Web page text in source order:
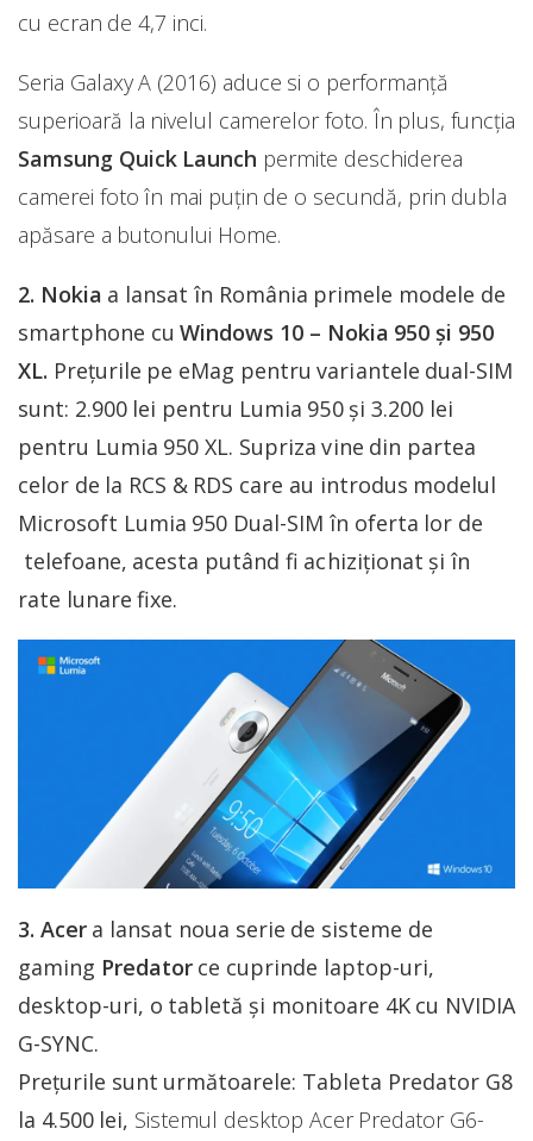
cu ecran de 4,7 inci.
Seria Galaxy A (2016) aduce si o performanță
superioară la nivelul camerelor foto. În plus, funcția
Samsung Quick Launch permite deschiderea
camerei foto în mai puțin de o secundă, prin dubla
apăsare a butonului Home.
2. Nokia a lansat în România primele modele de
smartphone cu Windows 10 – Nokia 950 și 950
XL. Prețurile pe eMag pentru variantele dual-SIM
sunt: 2.900 lei pentru Lumia 950 și 3.200 lei
pentru Lumia 950 XL. Supriza vine din partea
celor de la RCS & RDS care au introdus modelul
Microsoft Lumia 950 Dual-SIM în oferta lor de
telefoane, acesta putând fi achiziționat și în
rate lunare fixe.
3. Acer a lansat noua serie de sisteme de
gaming Predator ce cuprinde laptop-uri,
desktop-uri, o tabletă și monitoare 4K cu NVIDIA
G-SYNC.
Prețurile sunt următoarele: Tableta Predator G8
la 4.500 lei, Sistemul desktop Acer Predator G6-